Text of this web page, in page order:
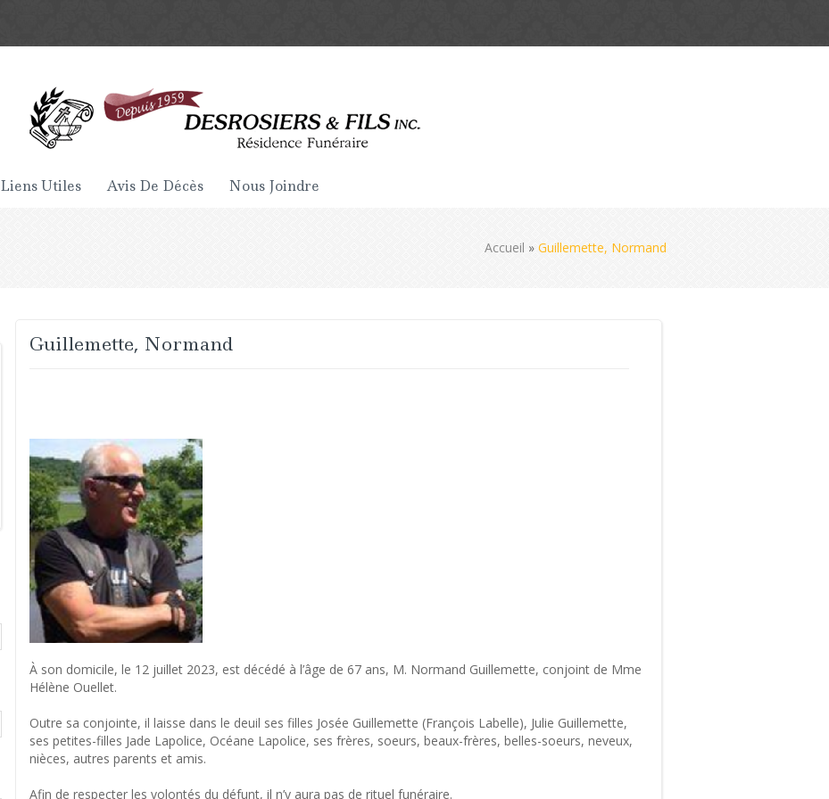
Liens Utiles Avis De Décès Nous Joindre
Accueil » Guillemette, Normand
Guillemette, Normand
À son domicile, le 12 juillet 2023, est décédé à l’âge de 67 ans, M. Normand Guillemette, conjoint de Mme
Hélène Ouellet.
Outre sa conjointe, il laisse dans le deuil ses filles Josée Guillemette (François Labelle), Julie Guillemette,
ses petites-filles Jade Lapolice, Océane Lapolice, ses frères, soeurs, beaux-frères, belles-soeurs, neveux,
nièces, autres parents et amis.
Afin de respecter les volontés du défunt, il n’y aura pas de rituel funéraire.